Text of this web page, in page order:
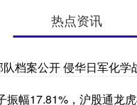
热点资讯
档案公开 侵华日军化学
振幅17.81%，沪股通龙